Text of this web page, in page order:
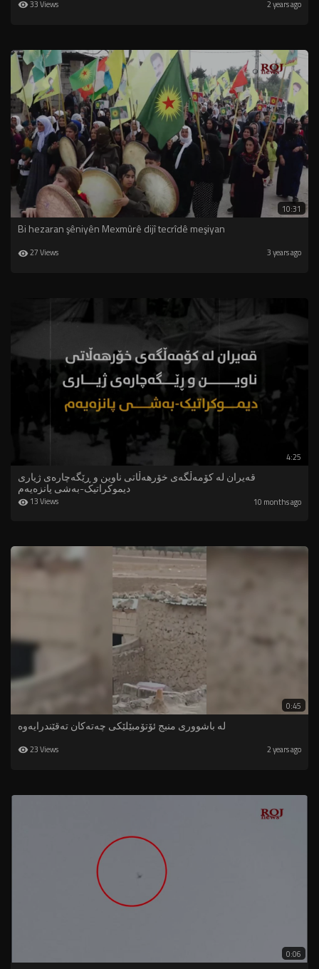
33 Views 2 years ago
10:31
Bi hezaran şêniyên Mexmûrê dijî tecrîdê meşiyan
27 Views 3 years ago
4:25
قەیران لە کۆمەڵگەی خۆرهەڵاتی ناوین و ڕێگەچارەی ژیاری
دیموکراتیک-بەشی پانزەیەم
13 Views 10 months ago
0:45
لە باشووری منبج ئۆتۆمبێلێکی چەتەکان تەقێندرایەوە
23 Views 2 years ago
0:06